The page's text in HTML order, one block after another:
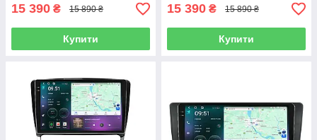
15 390 ₴ 15 890 ₴
Купити
15 390 ₴ 15 890 ₴
Купити